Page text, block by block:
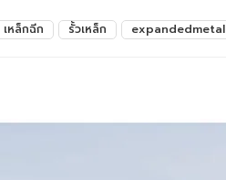
เหล็กฉีก รั้วเหล็ก expandedmetal